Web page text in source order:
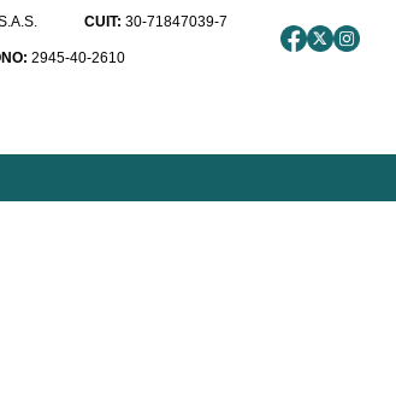
CUIT: 30-71847039-7
2945-40-2610